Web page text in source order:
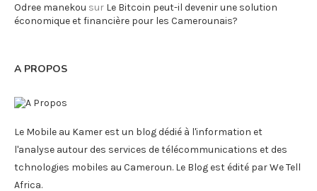
Odree manekou sur Le Bitcoin peut-il devenir une solution
économique et financière pour les Camerounais?
A PROPOS
Le Mobile au Kamer est un blog dédié à l'information et
l'analyse autour des services de télécommunications et des
tchnologies mobiles au Cameroun. Le Blog est édité par We Tell
Africa.